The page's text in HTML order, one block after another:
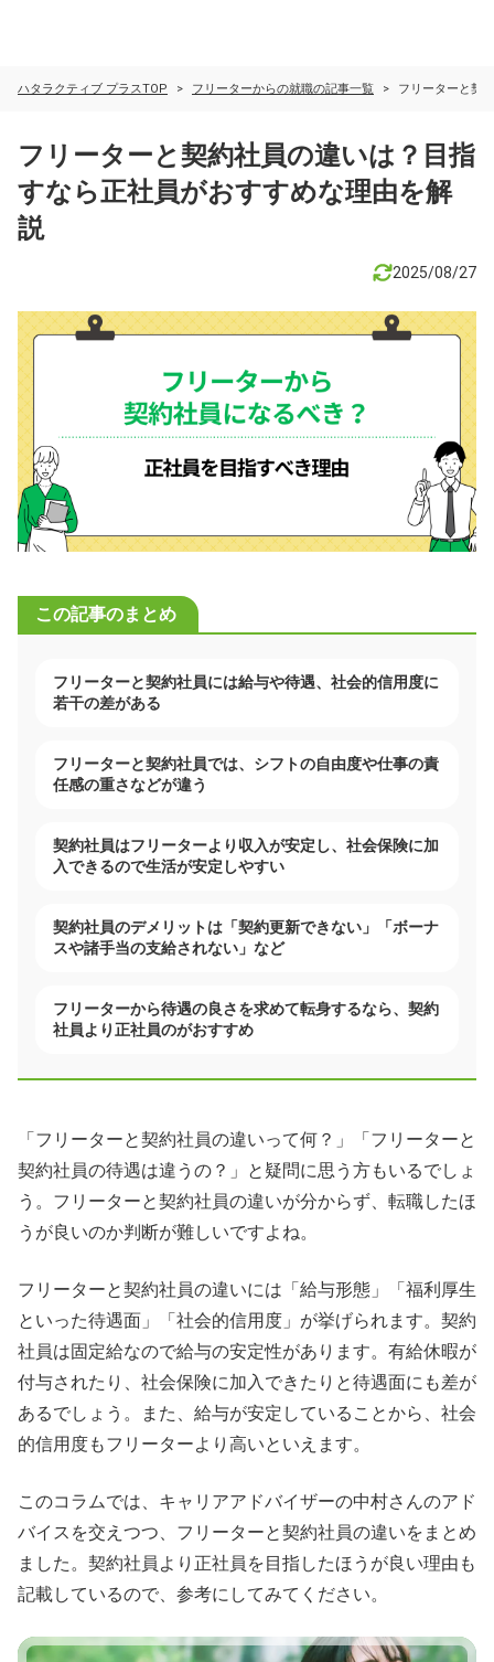
ハタラクティブ プラスTOP フリーターからの就職の記事一覧 フリーターと契
フリーターと契約社員の違いは？目指
すなら正社員がおすすめな理由を解
説
2025/08/27
この記事のまとめ
フリーターと契約社員には給与や待遇、社会的信用度に
若干の差がある
フリーターと契約社員では、シフトの自由度や仕事の責
任感の重さなどが違う
契約社員はフリーターより収入が安定し、社会保険に加
入できるので生活が安定しやすい
契約社員のデメリットは「契約更新できない」「ボーナ
スや諸手当の支給されない」など
フリーターから待遇の良さを求めて転身するなら、契約
社員より正社員のがおすすめ
「フリーターと契約社員の違いって何？」「フリーターと
契約社員の待遇は違うの？」と疑問に思う方もいるでしょ
う。フリーターと契約社員の違いが分からず、転職したほ
うが良いのか判断が難しいですよね。
フリーターと契約社員の違いには「給与形態」「福利厚生
といった待遇面」「社会的信用度」が挙げられます。契約
社員は固定給なので給与の安定性があります。有給休暇が
付与されたり、社会保険に加入できたりと待遇面にも差が
あるでしょう。また、給与が安定していることから、社会
的信用度もフリーターより高いといえます。
このコラムでは、キャリアアドバイザーの中村さんのアド
バイスを交えつつ、フリーターと契約社員の違いをまとめ
ました。契約社員より正社員を目指したほうが良い理由も
記載しているので、参考にしてみてください。